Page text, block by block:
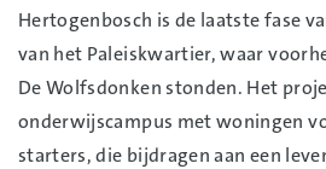
Hertogenbosch is de laatste fase
van het Paleiskwartier, waar
De Wolfsdonken stonden. Het
onderwijscampus met woningen
starters, die bijdragen aan een